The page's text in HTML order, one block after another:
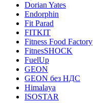
Dorian Yates
Endorphin
Fit Parad
FITKIT
Fitness Food Factory
FitnesSHOCK
FuelUp
GEON
GEON без НДС
Himalaya
ISOSTAR